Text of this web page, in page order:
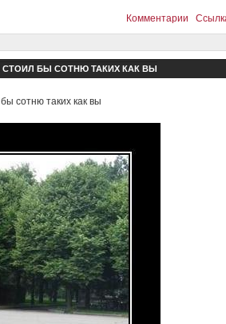
Комментарии
БЫ СОТНЮ ТАКИХ КАК ВЫ
сотню таких как вы